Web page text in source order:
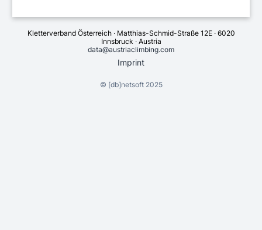
Kletterverband Österreich · Matthias-Schmid-Straße 12E · 6020
Innsbruck · Austria
data@austriaclimbing.com
Imprint
© [db]netsoft2025